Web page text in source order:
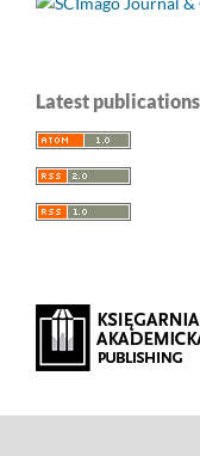
Latest publications